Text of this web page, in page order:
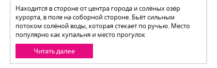
Находится в стороне от центра города и солёных озёр
курорта, в поле на соборной стороне. Бьёт сильным
потоком солёной воды, которая стекает по ручью. Место
популярно как купальня и место прогулок
Читать далее